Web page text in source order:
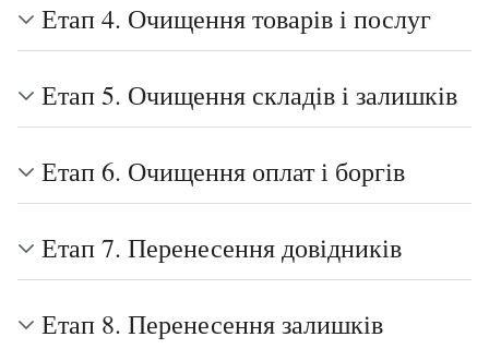
Етап 4. Очищення товарів і послуг
Етап 5. Очищення складів і залишків
Етап 6. Очищення оплат і боргів
Етап 7. Перенесення довідників
Етап 8. Перенесення залишків